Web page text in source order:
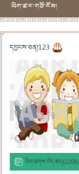
ཡིག་ཚང་གཙོ་ངོས།
དབྱངས་ཅན།123
ཡིག་ཚགས་ཡོད་ཚད།(2206)